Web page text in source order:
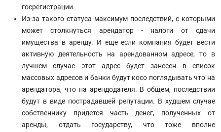
госрегистрации.
Из-за такого статуса максимум последствий, с которыми
может столкнуться арендатор - налоги от сдачи
имущества в аренду. И еще если компания будет вести
активную деятельность на арендованном адресе, то в
лучшем случае этот адрес будет занесен в список
массовых адресов и банки будут косо поглядывать что на
арендатора, что на арендодателя. В общем, последствии
будут в виде пострадавшей репутации. В худшем случае
собственнику придется часть денег, полученных от
аренды, отдать государству, что тоже вполне